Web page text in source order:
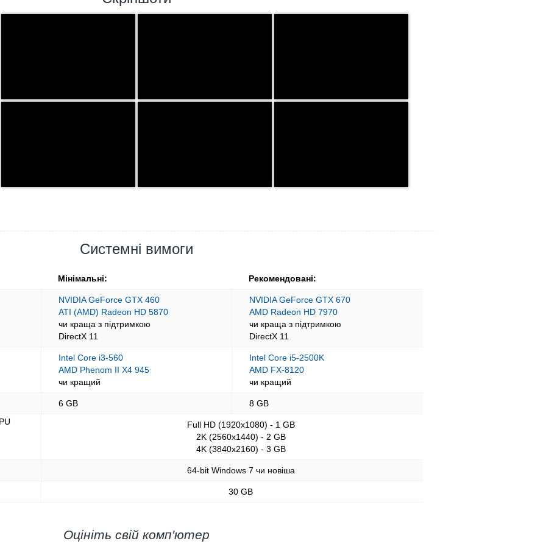
Системні вимоги
Мінімальні:
Рекомендовані:
NVIDIA GeForce GTX 460
ATI (AMD) Radeon HD 5870
чи краща з підтримкою
DirectX 11
NVIDIA GeForce GTX 670
AMD Radeon HD 7970
чи краща з підтримкою
DirectX 11
Intel Core i3-560
AMD Phenom II X4 945
чи кращий
Intel Core i5-2500K
AMD FX-8120
чи кращий
6 GB
8 GB
Full HD (1920x1080) - 1 GB
2K (2560x1440) - 2 GB
4K (3840x2160) - 3 GB
64-bit Windows 7 чи новіша
30 GB
Оцініть свій комп'ютер